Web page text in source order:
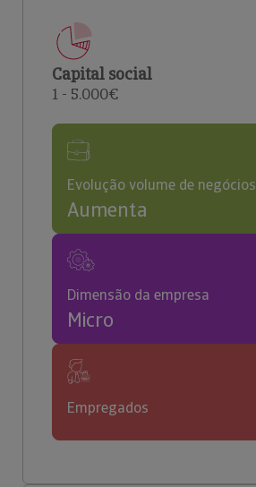
Capital social
1 - 5.000€
Evolução volume de negócios
Aumenta
Dimensão da empresa
Micro
Empregados